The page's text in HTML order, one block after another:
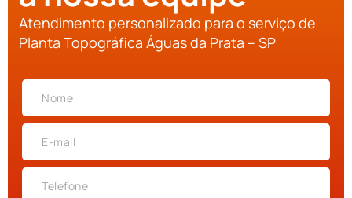
Atendimento personalizado para o serviço de
Planta Topográfica Águas da Prata – SP